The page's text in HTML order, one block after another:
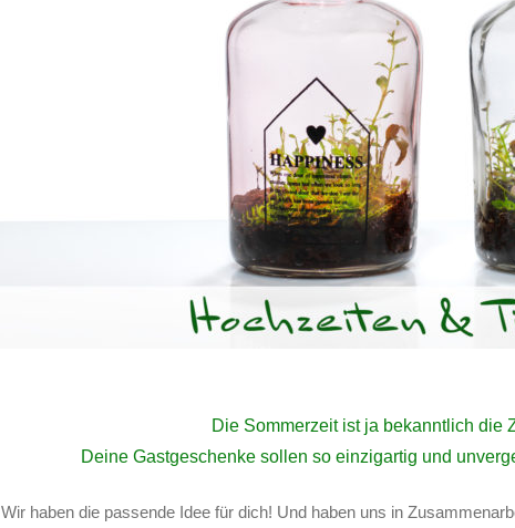
Die Sommerzeit ist ja bekanntlich die
Deine Gastgeschenke sollen so einzigartig und
Wir haben die passende Idee für dich! Und haben uns in